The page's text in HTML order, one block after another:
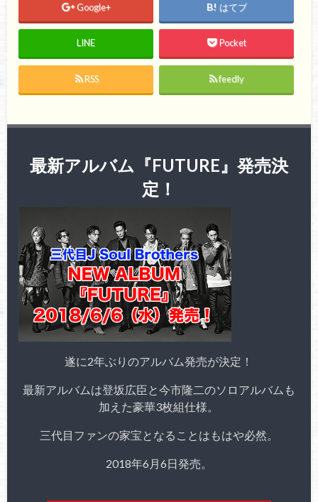
Google+ はてブ
LINE Pocket
RSS feedly
最新アルバム『FUTURE』発売決
定！
遂に2年ぶりのアルバム発売が決定！
最新アルバムは登坂広臣と今市隆二のソロアルバムも
加えた豪華3枚組仕様。
三代目ファンの家宝となることはもはや必然。
2018年6月6日発売。